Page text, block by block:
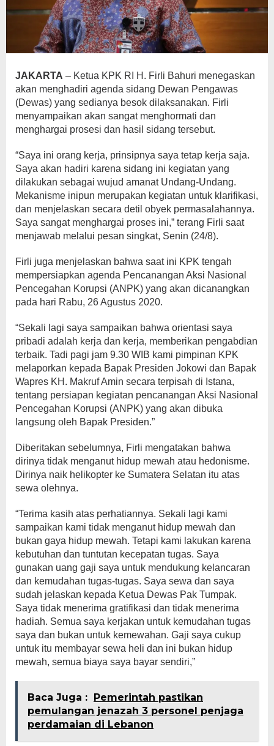
JAKARTA – Ketua KPK RI H. Firli Bahuri menegaskan
akan menghadiri agenda sidang Dewan Pengawas
(Dewas) yang sedianya besok dilaksanakan. Firli
menyampaikan akan sangat menghormati dan
menghargai prosesi dan hasil sidang tersebut.
“Saya ini orang kerja, prinsipnya saya tetap kerja saja.
Saya akan hadiri karena sidang ini kegiatan yang
dilakukan sebagai wujud amanat Undang-Undang.
Mekanisme inipun merupakan kegiatan untuk klarifikasi,
dan menjelaskan secara detil obyek permasalahannya.
Saya sangat menghargai proses ini,” terang Firli saat
menjawab melalui pesan singkat, Senin (24/8).
Firli juga menjelaskan bahwa saat ini KPK tengah
mempersiapkan agenda Pencanangan Aksi Nasional
Pencegahan Korupsi (ANPK) yang akan dicanangkan
pada hari Rabu, 26 Agustus 2020.
“Sekali lagi saya sampaikan bahwa orientasi saya
pribadi adalah kerja dan kerja, memberikan pengabdian
terbaik. Tadi pagi jam 9.30 WIB kami pimpinan KPK
melaporkan kepada Bapak Presiden Jokowi dan Bapak
Wapres KH. Makruf Amin secara terpisah di Istana,
tentang persiapan kegiatan pencanangan Aksi Nasional
Pencegahan Korupsi (ANPK) yang akan dibuka
langsung oleh Bapak Presiden.”
Diberitakan sebelumnya, Firli mengatakan bahwa
dirinya tidak menganut hidup mewah atau hedonisme.
Dirinya naik helikopter ke Sumatera Selatan itu atas
sewa olehnya.
“Terima kasih atas perhatiannya. Sekali lagi kami
sampaikan kami tidak menganut hidup mewah dan
bukan gaya hidup mewah. Tetapi kami lakukan karena
kebutuhan dan tuntutan kecepatan tugas. Saya
gunakan uang gaji saya untuk mendukung kelancaran
dan kemudahan tugas-tugas. Saya sewa dan saya
sudah jelaskan kepada Ketua Dewas Pak Tumpak.
Saya tidak menerima gratifikasi dan tidak menerima
hadiah. Semua saya kerjakan untuk kemudahan tugas
saya dan bukan untuk kemewahan. Gaji saya cukup
untuk itu membayar sewa heli dan ini bukan hidup
mewah, semua biaya saya bayar sendiri,”
Baca Juga : Pemerintah pastikan
pemulangan jenazah 3 personel penjaga
perdamaian di Lebanon